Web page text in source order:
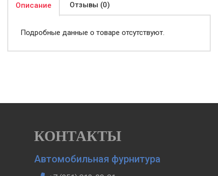
Описание Отзывы (0)
Подробные данные о товаре отсутствуют.
КОНТАКТЫ
Автомобильная фурнитура